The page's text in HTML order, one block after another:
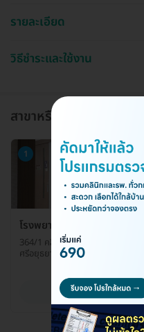
รายละเอียด
วิธีชำระและใช้งาน
สาขาหรือแผนกที่ให้บริการ
1
โรงพยาบาลพญาไท 1 คลินิก
364/1 คลินิกตรวจสุขภาพทั่วไป อา
ศรีอยุธยา แขวงถนนพญาไท เขตร
ดูร